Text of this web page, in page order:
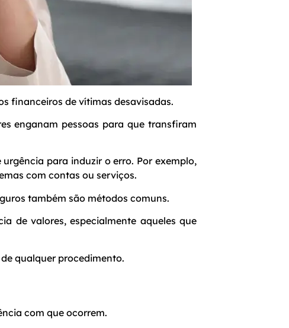
financeiros de vítimas desavisadas.
enganam pessoas para que transfiram
para induzir o erro. Por exemplo,
com contas ou serviços.
também são métodos comuns.
de valores, especialmente aqueles que
qualquer procedimento.
com que ocorrem.